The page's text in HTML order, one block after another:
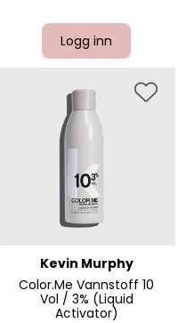
Logg inn
Kevin Murphy
Color.Me Vannstoff 10
Vol / 3% (Liquid
Activator)